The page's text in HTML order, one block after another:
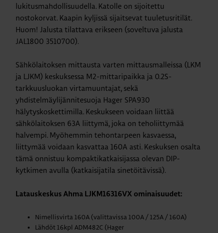
lukitusmahdollisuudella. Katolle on sijoitettu
nostokorvat. Kaapin kyljissä sijaitsevat tuuletusritilät.
Huom! Jalusta tilattava erikseen (soveltuva jalusta
JAL1800 3510700).
Sähkölaitoksen mittausta varten mittausmalleissa (LKM
ja LJKM) keskuksessa M2-mittaripaikka ja 0.2S-
tarkkuusluokan virtamuuntajat, sekä
yhdistelmäylijännitesuoja Hager SPA930
hälytyskoskettimilla. Keskukseen voidaan liittää
sähkölaitoksen 63A liittymä, joka on teholiittymää
halvempi. Myöhemmin tehontarpeen kasvaessa,
liittymää voidaan kasvattaa 160A asti. Keskuksen osalta
tämä onnistuu kompaktikatkaisijassa olevan DIP-
kytkimen avulla (katkaisijatila sinetöitävissä).
Latauskeskus Ahma LJKM16316VX ominaisuudet:
Nimellisvirta 160A (valittavissa 100A / 125A / 160A)
Lähdöt 16kpl ADM482C (Hager